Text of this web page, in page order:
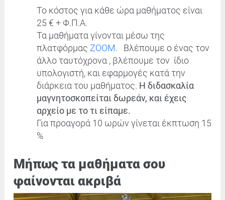
Το κόστος για κάθε ώρα μαθήματος είναι
25 € + Φ.Π.Α.
Τα μαθήματα γίνονται μέσω της
πλατφόρμας ZOOM. Βλέπουμε ο ένας τον
άλλο ταυτόχρονα , βλέπουμε τον ίδιο
υπολογιστή, και εφαρμογές κατά την
διάρκεια του μαθήματος. Η διδασκαλία
μαγνητοσκοπείται δωρεάν, και έχεις
αρχείο με το τι είπαμε.
Για προαγορά 10 ωρών γίνεται έκπτωση 15
%
Mήπως τα μαθήματα σου
φαίνονται ακριβά